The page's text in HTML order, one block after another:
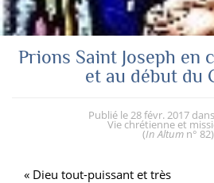
Prions Saint Joseph en
et au début du
Publié le28 févr. 2017
Vie chrétienne et
(In Altum n° 82)
« Dieu tout-puissant et très